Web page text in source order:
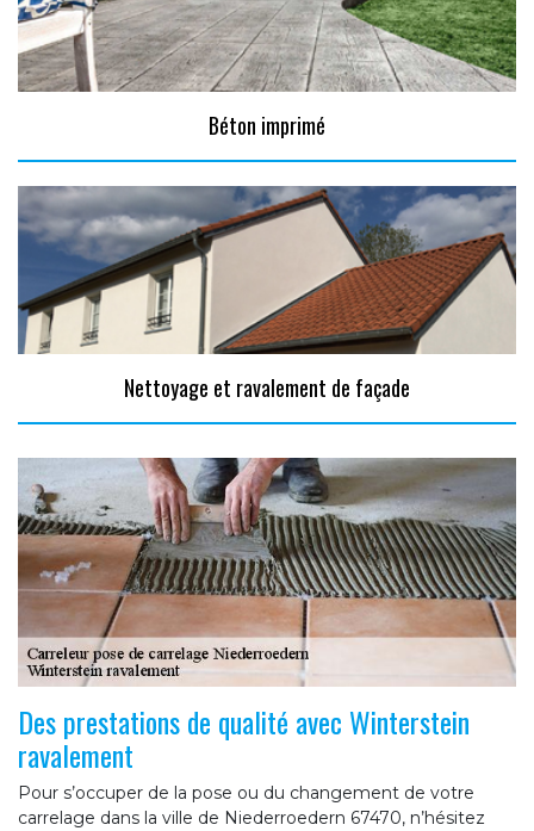
Béton imprimé
Nettoyage et ravalement de façade
Des prestations de qualité avec Winterstein
ravalement
Pour s’occuper de la pose ou du changement de votre
carrelage dans la ville de Niederroedern 67470, n’hésitez